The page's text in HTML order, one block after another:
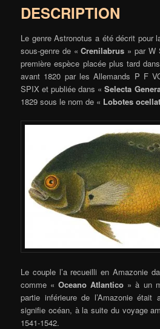
DESCRIPTION
Le genre Astronotus a été décrit pour
sous-genre de «Crenilabrus » par W
première espèce placée plus tard
avant 1820 par les Allemands P F
SPIX et publiée dans «Selecta
1829 sous le nom de « Lobotes
Le couple l’a recueilli en Amazonie
comme «Oceano Atlantico » à un
partie inférieure de l’Amazonie
signifie océan, à la suite du voyage
1541-1542.